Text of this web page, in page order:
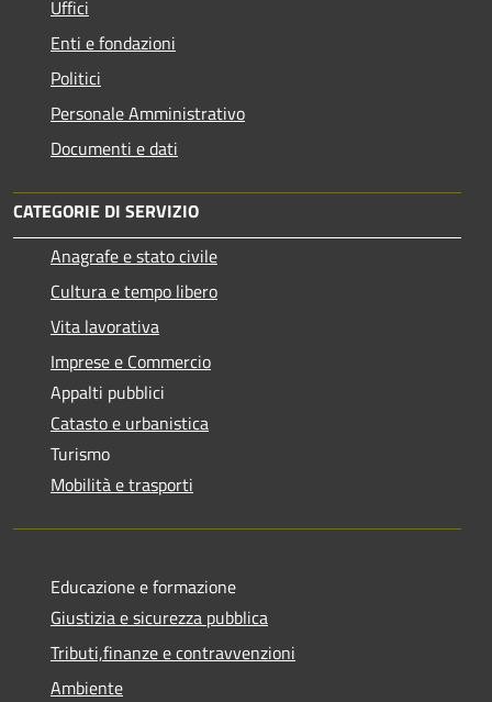
Uffici
Enti e fondazioni
Politici
Personale Amministrativo
Documenti e dati
CATEGORIE DI SERVIZIO
Anagrafe e stato civile
Cultura e tempo libero
Vita lavorativa
Imprese e Commercio
Appalti pubblici
Catasto e urbanistica
Turismo
Mobilità e trasporti
Educazione e formazione
Giustizia e sicurezza pubblica
Tributi,finanze e contravvenzioni
Ambiente